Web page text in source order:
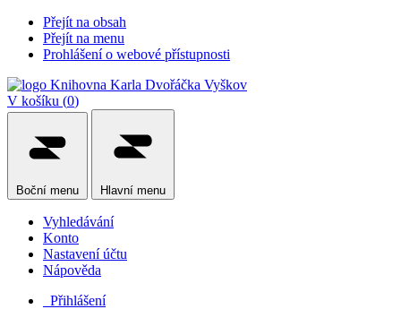
Přejít na obsah
Přejít na menu
Prohlášení o webové přístupnosti
V košíku (0)
Boční menu Hlavní menu
Vyhledávání
Konto
Nastavení účtu
Nápověda
Přihlášení